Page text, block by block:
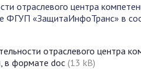
отраслевого центра
ФГУП «ЗащитаИнфоТранс» в
отраслевого центра
в формате doc (13 kB)